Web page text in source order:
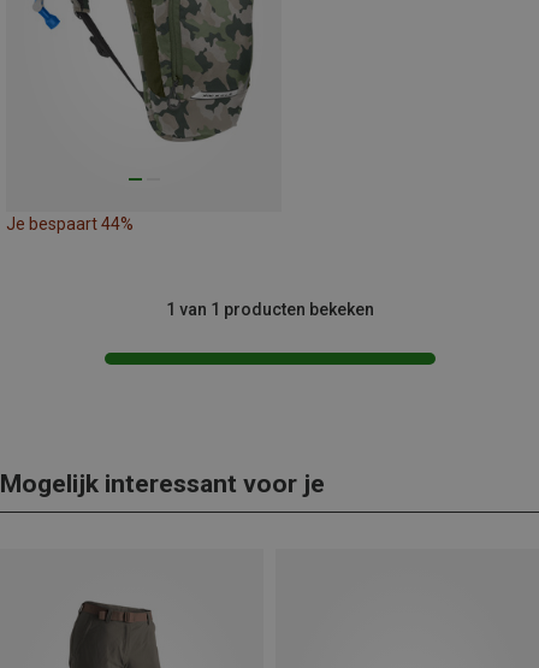
Je bespaart 44%
1 van 1 producten bekeken
Mogelijk interessant voor je